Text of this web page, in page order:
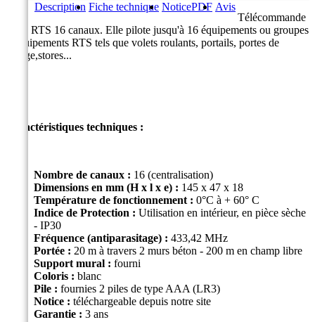
Description Fiche technique NoticePDF Avis
Télécommande
radio RTS 16 canaux. Elle pilote jusqu'à 16 équipements ou groupes
d'équipements RTS tels que volets roulants, portails, portes de
garage,stores...
Caractéristiques techniques :
Nombre de canaux : 16 (centralisation)
Dimensions en mm (H x l x e) : 145 x 47 x 18
Température de fonctionnement : 0°C à + 60° C
Indice de Protection : Utilisation en intérieur, en pièce sèche
- IP30
Fréquence (antiparasitage) : 433,42 MHz
Portée : 20 m à travers 2 murs béton - 200 m en champ libre
Support mural : fourni
Coloris : blanc
Pile : fournies 2 piles de type AAA (LR3)
Notice : téléchargeable depuis notre site
Garantie : 3 ans